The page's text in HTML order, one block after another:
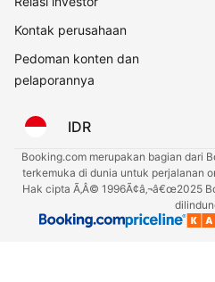
Kontak perusahaan
Pedoman konten dan
pelaporannya
IDR
Booking.com merupakan bagian dari
terkemuka di dunia untuk perjalanan
Hak cipta Ã‚Â© 1996Ã¢â‚¬â€œ2025